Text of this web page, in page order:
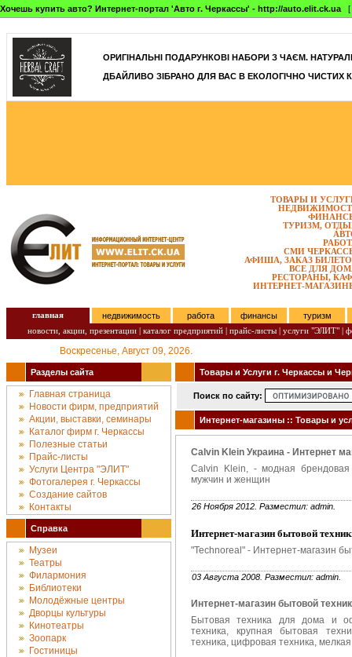
Хочешь купить авто? Интернет-портал 'Авто г. Черкассы' - http://auto.elit.ck.ua [
]
ОРИГІНАЛЬНІ ПОДАРУНКОВІ НАБОРИ З ЧАЄМ.
ДБАЙЛИВО ЗІБРАНО ДЛЯ ВАС В ЕКОЛОГІЧНО ЧИСТИХ
ТОВАРЫ И
ТУРИЗМ,
СМИ
АФИША, ЗАКАЗ
ВСЕ ДЛЯ
РЕСТОРАНЫ,
ИНТЕРНЕТ-
главная недвижимость работа финансы
туризм
новости, акции, презентации | каталог предприятий | прайс-листы | услуги "ЭЛИТ" |
Воскресенье, Август 09, 2026.
Разделы сайта
Главная страница
Новости фирм, предприятий
Акции, выставки, семинары
Каталог фирм г. Черкассы
Полезные статьи
Прайс-листы
Услуги Центра "ЭЛИТ"
Фотогалерея г. Черкассы
Создание сайтов
Контакты
Справка
Музеи
Театры
Филармония
Библиотеки
Молодёжные центры
Дворцы культуры
Кинотеатры
Зоопарк
Гостиницы
Товары и Услуги г. Черкассы и
Поиск по сайту:
Интернет-магазины :: Товары и
Calvin Klein Украина - Интернет
Calvin Klein, - модная
мужчин и женщин
26 Ноября 2012. Разместил: admin.
Интернет-магазин бытовой
"Technoreal" - Интернет-магазин
03 Августа 2008. Разместил: admin.
Интернет-магазин бытовой
Бытовая техника для дома и
техника, крупная бытовая
техника, цифровая техника,